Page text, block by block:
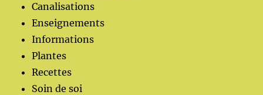
Canalisations
Enseignements
Informations
Plantes
Recettes
Soin de soi